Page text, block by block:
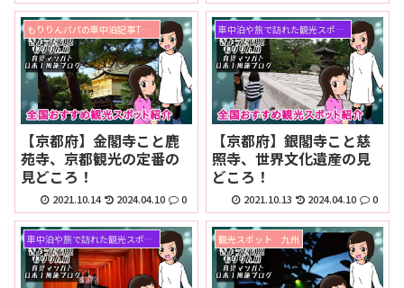
もりりんパパの車中泊記事TOPページ
【京都府】金閣寺こと鹿
苑寺、京都観光の定番の
見どころ！
2021.10.14 2024.04.10 0
車中泊や旅で訪れた観光スポット
【京都府】銀閣寺こと慈
照寺、世界文化遺産の見
どころ！
2021.10.13 2024.04.10 0
車中泊や旅で訪れた観光スポット 観光スポット 九州